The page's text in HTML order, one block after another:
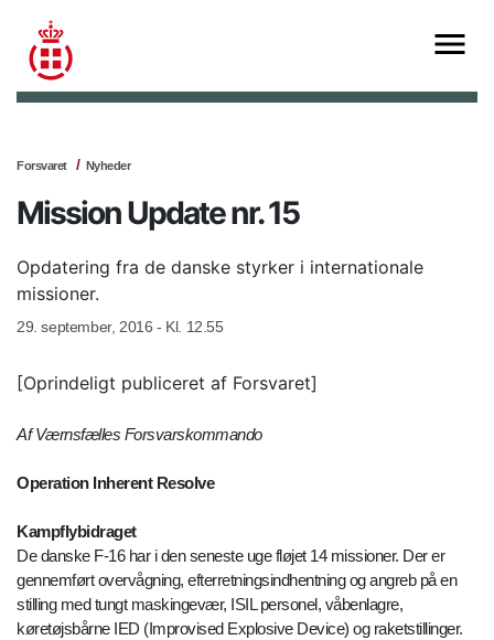
Forsvaret Nyheder
Mission Update nr. 15
Opdatering fra de danske styrker i internationale
missioner.
29. september, 2016 - Kl. 12.55
[Oprindeligt publiceret af Forsvaret]
Af Værnsfælles Forsvarskommando
Operation Inherent Resolve
Kampflybidraget
De danske F-16 har i den seneste uge fløjet 14 missioner. Der er
gennemført overvågning, efterretningsindhentning og angreb på en
stilling med tungt maskingevær, ISIL personel, våbenlagre,
køretøjsbårne IED (Improvised Explosive Device) og raketstillinger.